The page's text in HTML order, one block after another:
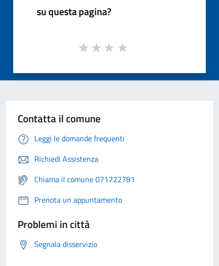
su questa pagina?
Contatta il comune
Leggi le domande frequenti
Richiedi Assistenza
Chiama il comune 071722781
Prenota un appuntamento
Problemi in città
Segnala disservizio